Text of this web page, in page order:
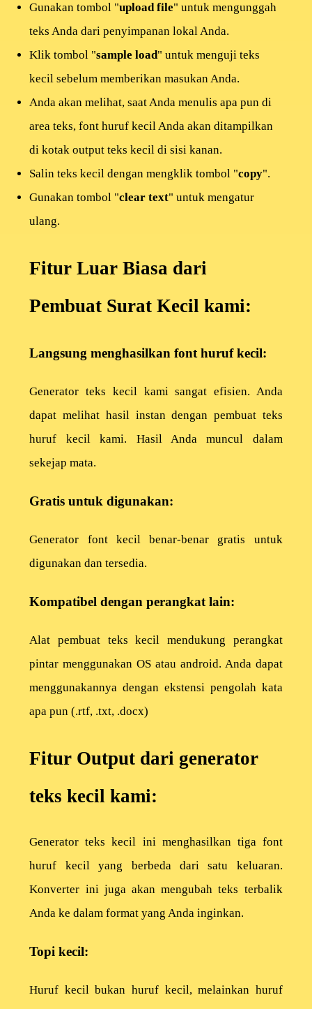
Contact
Gunakan tombol "upload file" untuk mengunggah
teks Anda dari penyimpanan lokal Anda.
Klik tombol "sample load" untuk menguji teks
kecil sebelum memberikan masukan Anda.
Anda akan melihat, saat Anda menulis apa pun di
area teks, font huruf kecil Anda akan ditampilkan
di kotak output teks kecil di sisi kanan.
Salin teks kecil dengan mengklik tombol "copy".
Gunakan tombol "clear text" untuk mengatur
ulang.
Fitur Luar Biasa dari
Pembuat Surat Kecil kami:
Langsung menghasilkan font huruf kecil:
Generator teks kecil kami sangat efisien. Anda
dapat melihat hasil instan dengan pembuat teks
huruf kecil kami. Hasil Anda muncul dalam
sekejap mata.
Gratis untuk digunakan:
Generator font kecil benar-benar gratis untuk
digunakan dan tersedia.
Kompatibel dengan perangkat lain:
Alat pembuat teks kecil mendukung perangkat
pintar menggunakan OS atau android. Anda dapat
menggunakannya dengan ekstensi pengolah kata
apa pun (.rtf, .txt, .docx)
Fitur Output dari generator
teks kecil kami:
Generator teks kecil ini menghasilkan tiga font
huruf kecil yang berbeda dari satu keluaran.
Konverter ini juga akan mengubah teks terbalik
Anda ke dalam format yang Anda inginkan.
Topi kecil:
Huruf kecil bukan huruf kecil, melainkan huruf